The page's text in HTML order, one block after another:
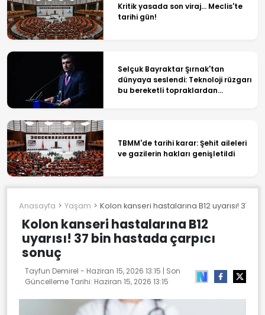
Kritik yasada son viraj... Meclis'te
tarihi gün!
Selçuk Bayraktar Şırnak'tan
dünyaya seslendi: Teknoloji rüzgarı
bu bereketli topraklardan
TBMM'de tarihi karar: Şehit aileleri
ve gazilerin hakları genişletildi
Anasayfa Yaşam Kolon kanseri hastalarına B12 uyarısı! 37
Kolon kanseri hastalarına B12
uyarısı! 37 bin hastada çarpıcı
sonuç
Tayfun Demirel - Haziran 15, 2026 13:15 | Son
Güncelleme Tarihi: Haziran 15, 2026 13:15